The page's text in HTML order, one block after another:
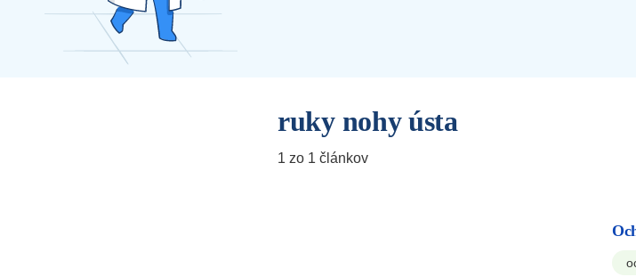
ruky nohy ústa
1 zo 1 článkov